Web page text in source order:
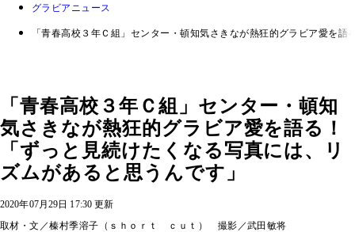
グラビアニュース
「青春高校３年Ｃ組」センター・頓知気さきなが熱狂的グラビア愛を
「青春高校３年Ｃ組」センター・頓知
気さきなが熱狂的グラビア愛を語る！
「ずっと見続けたくなる写真には、リ
ズムがあると思うんです」
2020年07月29日 17:30 更新
取材・文／榛村季溶子（ｓｈｏｒｔ ｃｕｔ） 撮影／武田敏将